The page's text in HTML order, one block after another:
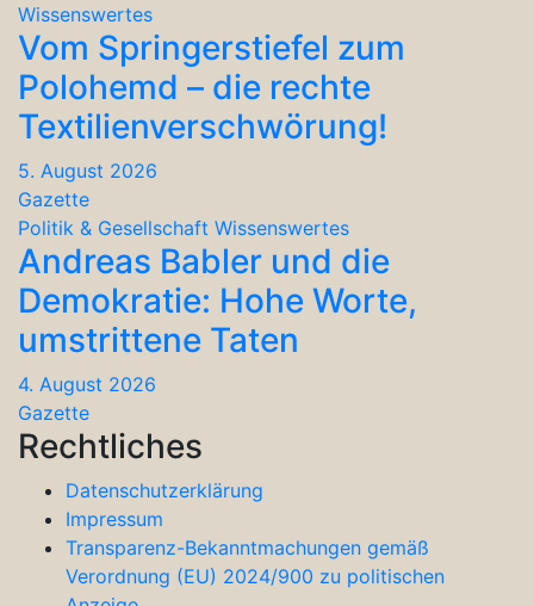
Wissenswertes
Vom Springerstiefel zum
Polohemd – die rechte
Textilienverschwörung!
5. August 2026
Gazette
Politik & Gesellschaft Wissenswertes
Andreas Babler und die
Demokratie: Hohe Worte,
umstrittene Taten
4. August 2026
Gazette
Rechtliches
Datenschutzerklärung
Impressum
Transparenz-Bekanntmachungen gemäß
Verordnung (EU) 2024/900 zu politischen